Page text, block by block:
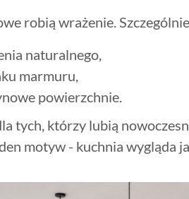
robią wrażenie.
naturalnego,
marmuru,
powierzchnie.
tych, którzy lubią
motyw - kuchnia wygląda